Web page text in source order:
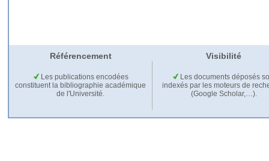
Référencement Visibilité
Les publications encodées
constituent la bibliographie académique
de l'Université.
Les documents déposés
indexés par les moteurs de
(Google Scholar,…).